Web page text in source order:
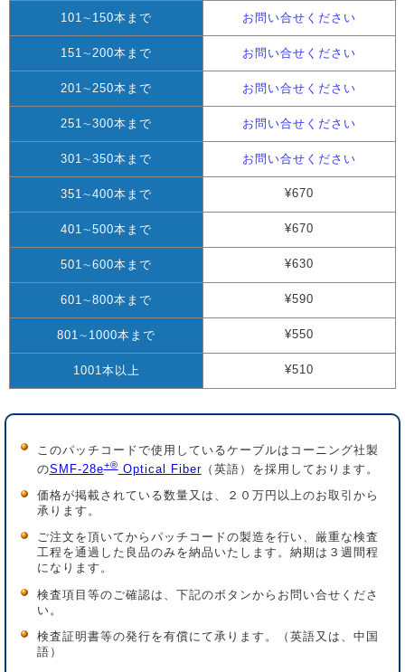
101∼150本まで お問い合せください
151∼200本まで お問い合せください
201∼250本まで お問い合せください
251∼300本まで お問い合せください
301∼350本まで お問い合せください
351∼400本まで ¥670
401∼500本まで ¥670
501∼600本まで ¥630
601∼800本まで ¥590
801∼1000本まで ¥550
1001本以上 ¥510
このパッチコードで使用しているケーブルはコーニング社製
のSMF-28e+®Optical Fiber（英語）を採用しております。
価格が掲載されている数量又は、２０万円以上のお取引から
承ります。
ご注文を頂いてからパッチコードの製造を行い、厳重な検査
工程を通過した良品のみを納品いたします。納期は３週間程
になります。
検査項目等のご確認は、下記のボタンからお問い合せくださ
い。
検査証明書等の発行を有償にて承ります。（英語又は、中国
語）